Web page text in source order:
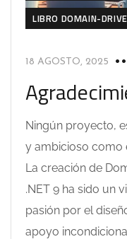
LIBRO DOMAIN-
18 AGOSTO, 2025
Ningún proyecto,
y ambicioso como
La creación de
.NET 9 ha sido un
pasión por el
apoyo